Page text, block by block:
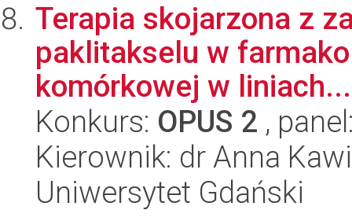
Terapia skojarzona z
paklitakselu w
komórkowej w liniach...
Konkurs: OPUS 2 ,
Kierownik: dr Anna
Uniwersytet Gdański